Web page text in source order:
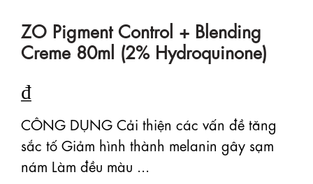
ZO Pigment Control + Blending
Creme 80ml (2% Hydroquinone)
₫
CÔNG DỤNG Cải thiện các vấn đề tăng
sắc tố Giảm hình thành melanin gây sạm
nám Làm đều màu ...